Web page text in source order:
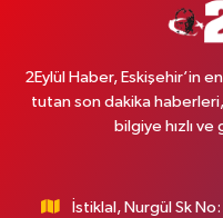
2Eylül Haber, Eskişehir’in
tutan son dakika
bilgiye hızlı
İstiklal, Nurgül Sk